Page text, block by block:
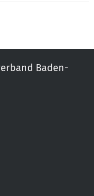
Baden-